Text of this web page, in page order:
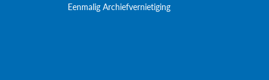
Eenmalig Archiefvernietiging